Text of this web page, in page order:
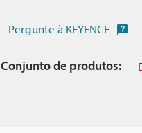
Pergunte à KEYENCE
Conjunto de produtos: